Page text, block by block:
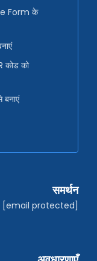
Form के
को
समर्थन
[email protected]